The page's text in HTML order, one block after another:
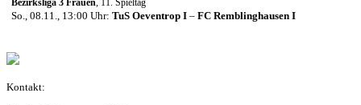
So., 08.11., 13:00 Uhr: TuS Oeventrop I – FC Remblinghausen I
Kontakt: